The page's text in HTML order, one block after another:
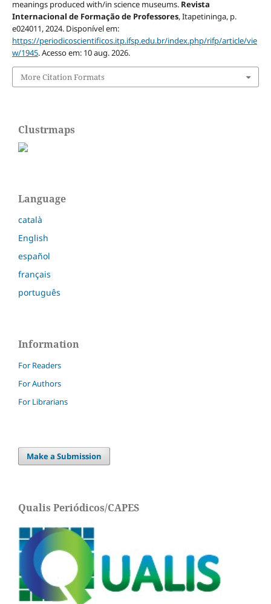
meanings produced with/in science museums. Revista
Internacional de Formação de Professores, Itapetininga, p.
e024011, 2024. Disponível em:
https://periodicoscientificos.itp.ifsp.edu.br/index.php/rifp/article/vie
w/1945. Acesso em: 10 aug. 2026.
More Citation Formats
Clustrmaps
Language
català
English
español
français
português
Information
For Readers
For Authors
For Librarians
Make a Submission
Qualis Periódicos/CAPES